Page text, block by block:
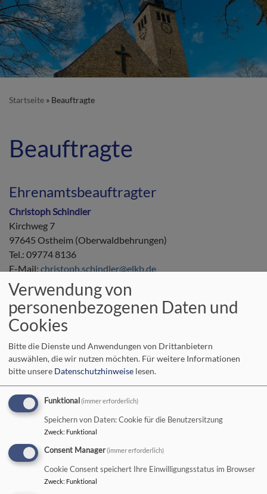
Startseite Beauftragte
Beauftragte
Ehrenamtsbeauftragter
Christoph Schindler
Kirchweg 7
97645 Ostheim (Oberwaldbehrungen)
Tel.: 09774 8136
E-Mail: christoph.schindler@elkb.de
Beauftragte für Partnerschaft, Mission
und EineWelt
Angela Kummer
E-Mail: zur Zeit nicht aktiv. Bitte wenden Sie sich bei Bedarf
ans Dekanatsbüro.
Beauftragungen alphabetisch nach
Arbeitsbereichen
Altenheimseelsorge und Altersarbeit
Beate Hofmann-Landgraf
Brot für die Welt:vakant
Verwendung von
personenbezogenen Daten und
Cookies
Bitte die Dienste und Anwendungen von Drittanbietern
auswählen, die wir nutzen möchten. Für weitere Informationen
bitte unsere Datenschutzhinweise lesen.
Funktional (immer erforderlich)
Speichern von Daten: Cookie für die Benutzersitzung
Zweck: Funktional
Consent Manager(immer erforderlich)
Cookie Consent speichert Ihre Einwilligungsstatus im Browser
Zweck: Funktional